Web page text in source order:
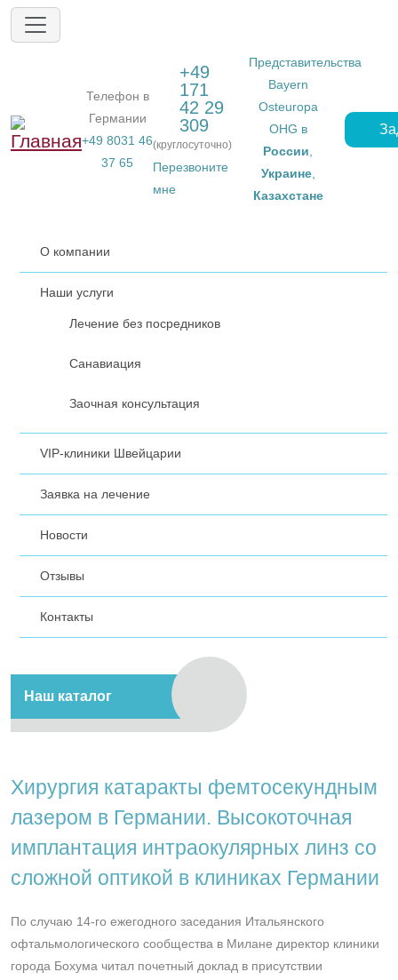
Перейти к основному содержанию
Телефон в
Германии
+49 8031 46
37 65
+49
171
42 29
309
(круглосуточно)
Перезвоните
мне
Представительства
Bayern
Osteuropa
OHG в
России
Украине,
Казахстане
О компании
Наши услуги
Лечение без посредников
Санавиация
Заочная консультация
VIP-клиники Швейцарии
Заявка на лечение
Новости
Отзывы
Контакты
Наш каталог
Хирургия катаракты фемтосекундным
лазером в Германии. Высокоточная
имплантация интраокулярных линз со
сложной оптикой в клиниках Германии
По случаю 14-го ежегодного заседания Итальянского
офтальмологического сообщества в Милане директор клиники
города Бохума читал почетный доклад в присутствии